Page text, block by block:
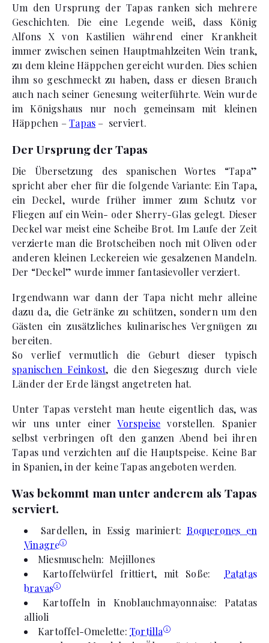
Um den Ursprung der Tapas ranken sich mehrere
Geschichten. Die eine Legende weiß, dass König
Alfons X von Kastilien während einer Krankheit
immer zwischen seinen Hauptmahlzeiten Wein trank,
zu dem kleine Häppchen gereicht wurden. Dies schien
ihm so geschmeckt zu haben, dass er diesen Brauch
auch nach seiner Genesung weiterführte. Wein wurde
im Königshaus nur noch gemeinsam mit kleinen
Häppchen –Tapas – serviert.
Der Ursprung der Tapas
Die Übersetzung des spanischen Wortes “Tapa”
spricht aber eher für die folgende Variante: Ein Tapa,
ein Deckel, wurde früher immer zum Schutz vor
Fliegen auf ein Wein- oder Sherry-Glas gelegt. Dieser
Deckel war meist eine Scheibe Brot. Im Laufe der Zeit
verzierte man die Brotscheiben noch mit Oliven oder
anderen kleinen Leckereien wie gesalzenen Mandeln.
Der “Deckel” wurde immer fantasievoller verziert.
Irgendwann war dann der Tapa nicht mehr alleine
dazu da, die Getränke zu schützen, sondern um den
Gästen ein zusätzliches kulinarisches Vergnügen zu
bereiten.
So verlief vermutlich die Geburt dieser typisch
spanischen Feinkost, die den Siegeszug durch viele
Länder der Erde längst angetreten hat.
Unter Tapas versteht man heute eigentlich das, was
wir uns unter einerVorspeise vorstellen. Spanier
selbst verbringen oft den ganzen Abend bei ihren
Tapas und verzichten auf die Hauptspeise. Keine Bar
in Spanien, in der keine Tapas angeboten werden.
Was bekommt man unter anderem als Tapas
serviert.
Sardellen, in Essig mariniert:Boquerones en
Vinagre
Miesmuscheln: Mejillones
Kartoffelwürfel frittiert, mit Soße: Patatas
bravas
Kartoffeln in Knoblauchmayonnaise: Patatas
allioli
Kartoffel-Omelette: Tortilla